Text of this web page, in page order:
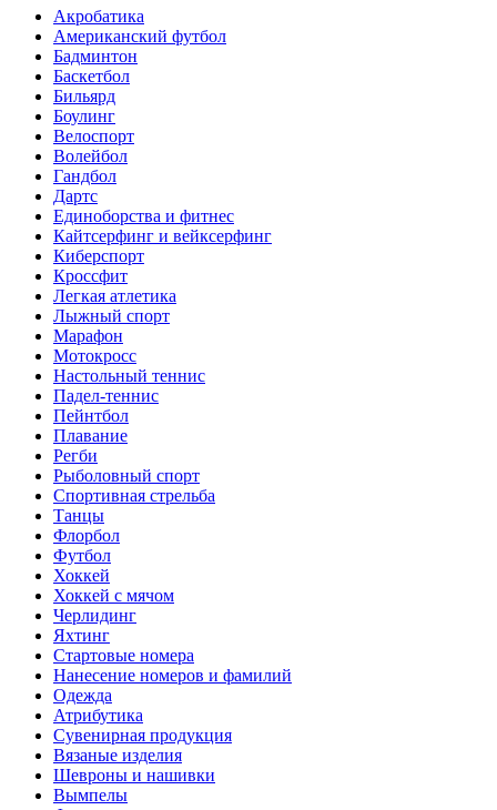
Акробатика
Американский футбол
Бадминтон
Баскетбол
Бильярд
Боулинг
Велоспорт
Волейбол
Гандбол
Дартс
Единоборства и фитнес
Кайтсерфинг и вейксерфинг
Киберспорт
Кроссфит
Легкая атлетика
Лыжный спорт
Марафон
Мотокросс
Настольный теннис
Падел-теннис
Пейнтбол
Плавание
Регби
Рыболовный спорт
Спортивная стрельба
Танцы
Флорбол
Футбол
Хоккей
Хоккей с мячом
Черлидинг
Яхтинг
Стартовые номера
Нанесение номеров и фамилий
Одежда
Атрибутика
Сувенирная продукция
Вязаные изделия
Шевроны и нашивки
Вымпелы